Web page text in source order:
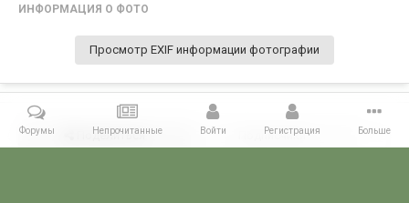
ИНФОРМАЦИЯ О ФОТО
Просмотр EXIF информации фотографии
Поделиться Подписчики 0
Форумы Непрочитанные Войти Регистрация Больше